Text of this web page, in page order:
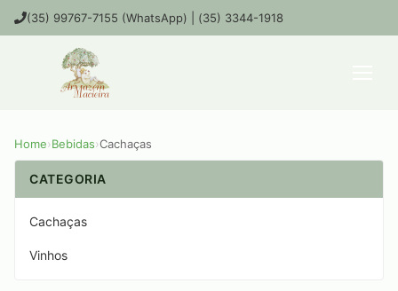
(35) 99767-7155 (WhatsApp) | (35) 3344-1918
Home›Bebidas›Cachaças
CATEGORIA
Cachaças
Vinhos